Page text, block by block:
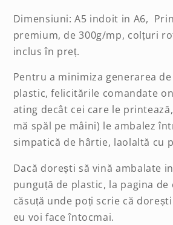
Dimensiuni: A5 indoit in A6,
premium, de 300g/mp, colțuri
inclus în preț.
Pentru a minimiza generarea
plastic, felicitările comandate
ating decât cei care le
mă spăl pe mâini) le ambalez
simpatică de hârtie, laolaltă cu
Dacă dorești să vină ambalate
punguță de plastic, la pagina de
căsuță unde poți scrie că
eu voi face întocmai.